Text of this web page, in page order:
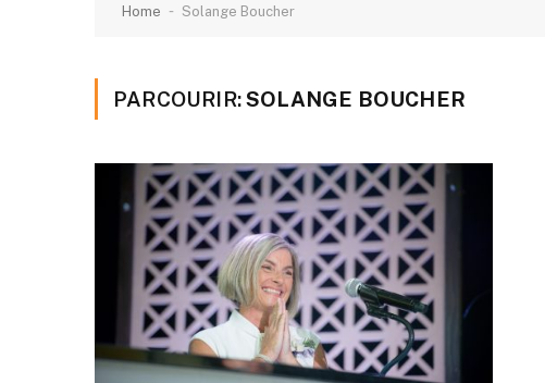
Home - Solange Boucher
PARCOURIR:SOLANGE BOUCHER